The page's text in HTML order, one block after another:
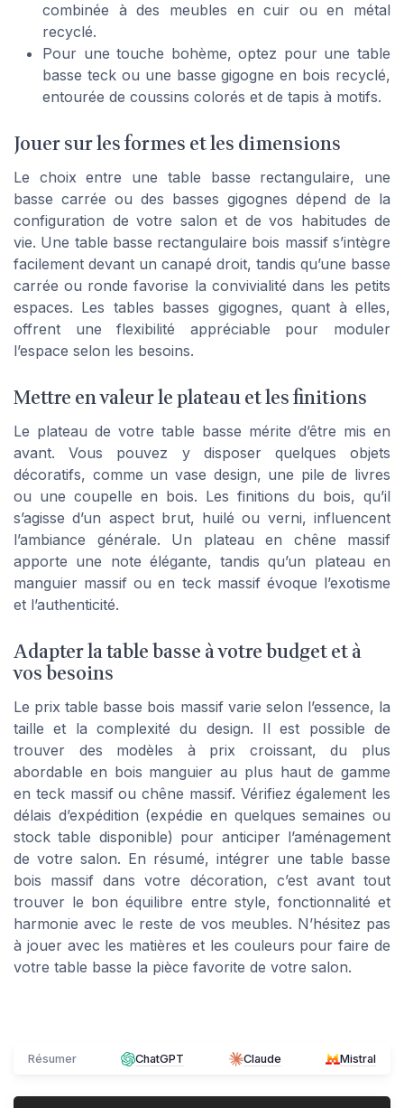
combinée à des meubles en cuir ou en métal
recyclé.
Pour une touche bohème, optez pour une table
basse teck ou une basse gigogne en bois recyclé,
entourée de coussins colorés et de tapis à motifs.
Jouer sur les formes et les dimensions
Le choix entre une table basse rectangulaire, une
basse carrée ou des basses gigognes dépend de la
configuration de votre salon et de vos habitudes de
vie. Une table basse rectangulaire bois massif s’intègre
facilement devant un canapé droit, tandis qu’une basse
carrée ou ronde favorise la convivialité dans les petits
espaces. Les tables basses gigognes, quant à elles,
offrent une flexibilité appréciable pour moduler
l’espace selon les besoins.
Mettre en valeur le plateau et les finitions
Le plateau de votre table basse mérite d’être mis en
avant. Vous pouvez y disposer quelques objets
décoratifs, comme un vase design, une pile de livres
ou une coupelle en bois. Les finitions du bois, qu’il
s’agisse d’un aspect brut, huilé ou verni, influencent
l’ambiance générale. Un plateau en chêne massif
apporte une note élégante, tandis qu’un plateau en
manguier massif ou en teck massif évoque l’exotisme
et l’authenticité.
Adapter la table basse à votre budget et à
vos besoins
Le prix table basse bois massif varie selon l’essence, la
taille et la complexité du design. Il est possible de
trouver des modèles à prix croissant, du plus
abordable en bois manguier au plus haut de gamme
en teck massif ou chêne massif. Vérifiez également les
délais d’expédition (expédie en quelques semaines ou
stock table disponible) pour anticiper l’aménagement
de votre salon. En résumé, intégrer une table basse
bois massif dans votre décoration, c’est avant tout
trouver le bon équilibre entre style, fonctionnalité et
harmonie avec le reste de vos meubles. N’hésitez pas
à jouer avec les matières et les couleurs pour faire de
votre table basse la pièce favorite de votre salon.
Résumer ChatGPT Claude Mistral